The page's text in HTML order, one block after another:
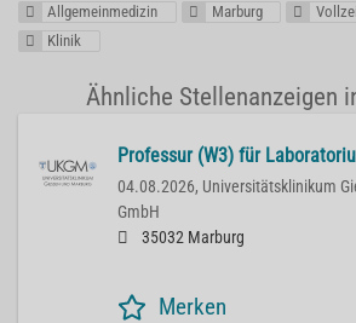
Allgemeinmedizin Marburg
Klinik
Ähnliche Stellenanzeigen
Professur (W3) für
04.08.2026, Universitätsklinikum
GmbH
35032 Marburg
Merken